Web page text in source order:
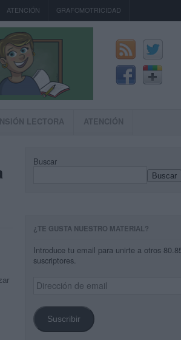
ATENCIÓN GRAFOMOTRICIDAD
LECTORA ATENCIÓN
Buscar
Buscar
¿TE GUSTA NUESTRO MATERIAL?
Introduce tu email para unirte a otros
suscriptores.
Dirección
de
Suscribir